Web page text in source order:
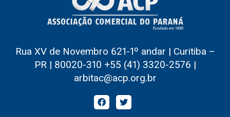
Rua XV de Novembro 621-1º andar | Curitiba –
PR | 80020-310 +55 (41) 3320-2576 |
arbitac@acp.org.br